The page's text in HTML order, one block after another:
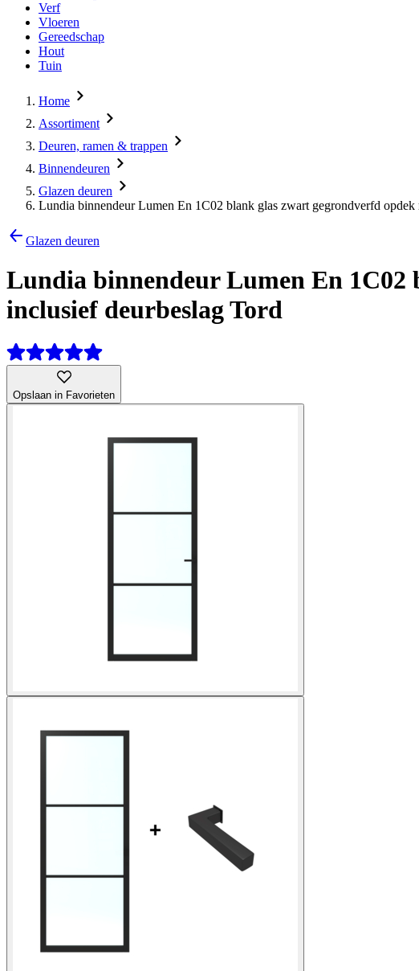
Verf
Vloeren
Gereedschap
Hout
Tuin
Home
Assortiment
Deuren, ramen & trappen
Binnendeuren
Glazen deuren
Lundia binnendeur Lumen En 1C02 blank glas zwart gegrondverfd
Glazen deuren
Lundia binnendeur Lumen En 1C02
inclusief deurbeslag Tord
Opslaan in Favorieten